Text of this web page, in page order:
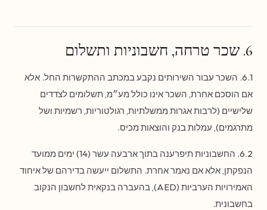
6. שכר טרחה, חשבוניות ותשלום
6.1. השכר עבור השירותים נקבע במכתב ההתקשרות החל. אלא
אם הוסכם אחרת, השכר אינו כולל מע״מ, תשלומים לצדדים
שלישיים (לרבות אגרות ממשלתיות, רגולטוריות, רשמיות ושל
מתרגמים), עמלות בנק והוצאות מכיס.
6.2. החשבוניות תיפרענה בתוך ארבעה עשר (14) ימים ממועד
הנפקתן, אלא אם נאמר אחרת. התשלום ייעשה בדירהם של איחוד
האמירויות הערביות (AED), בהעברה בנקאית לחשבון הנקוב
בחשבונית.